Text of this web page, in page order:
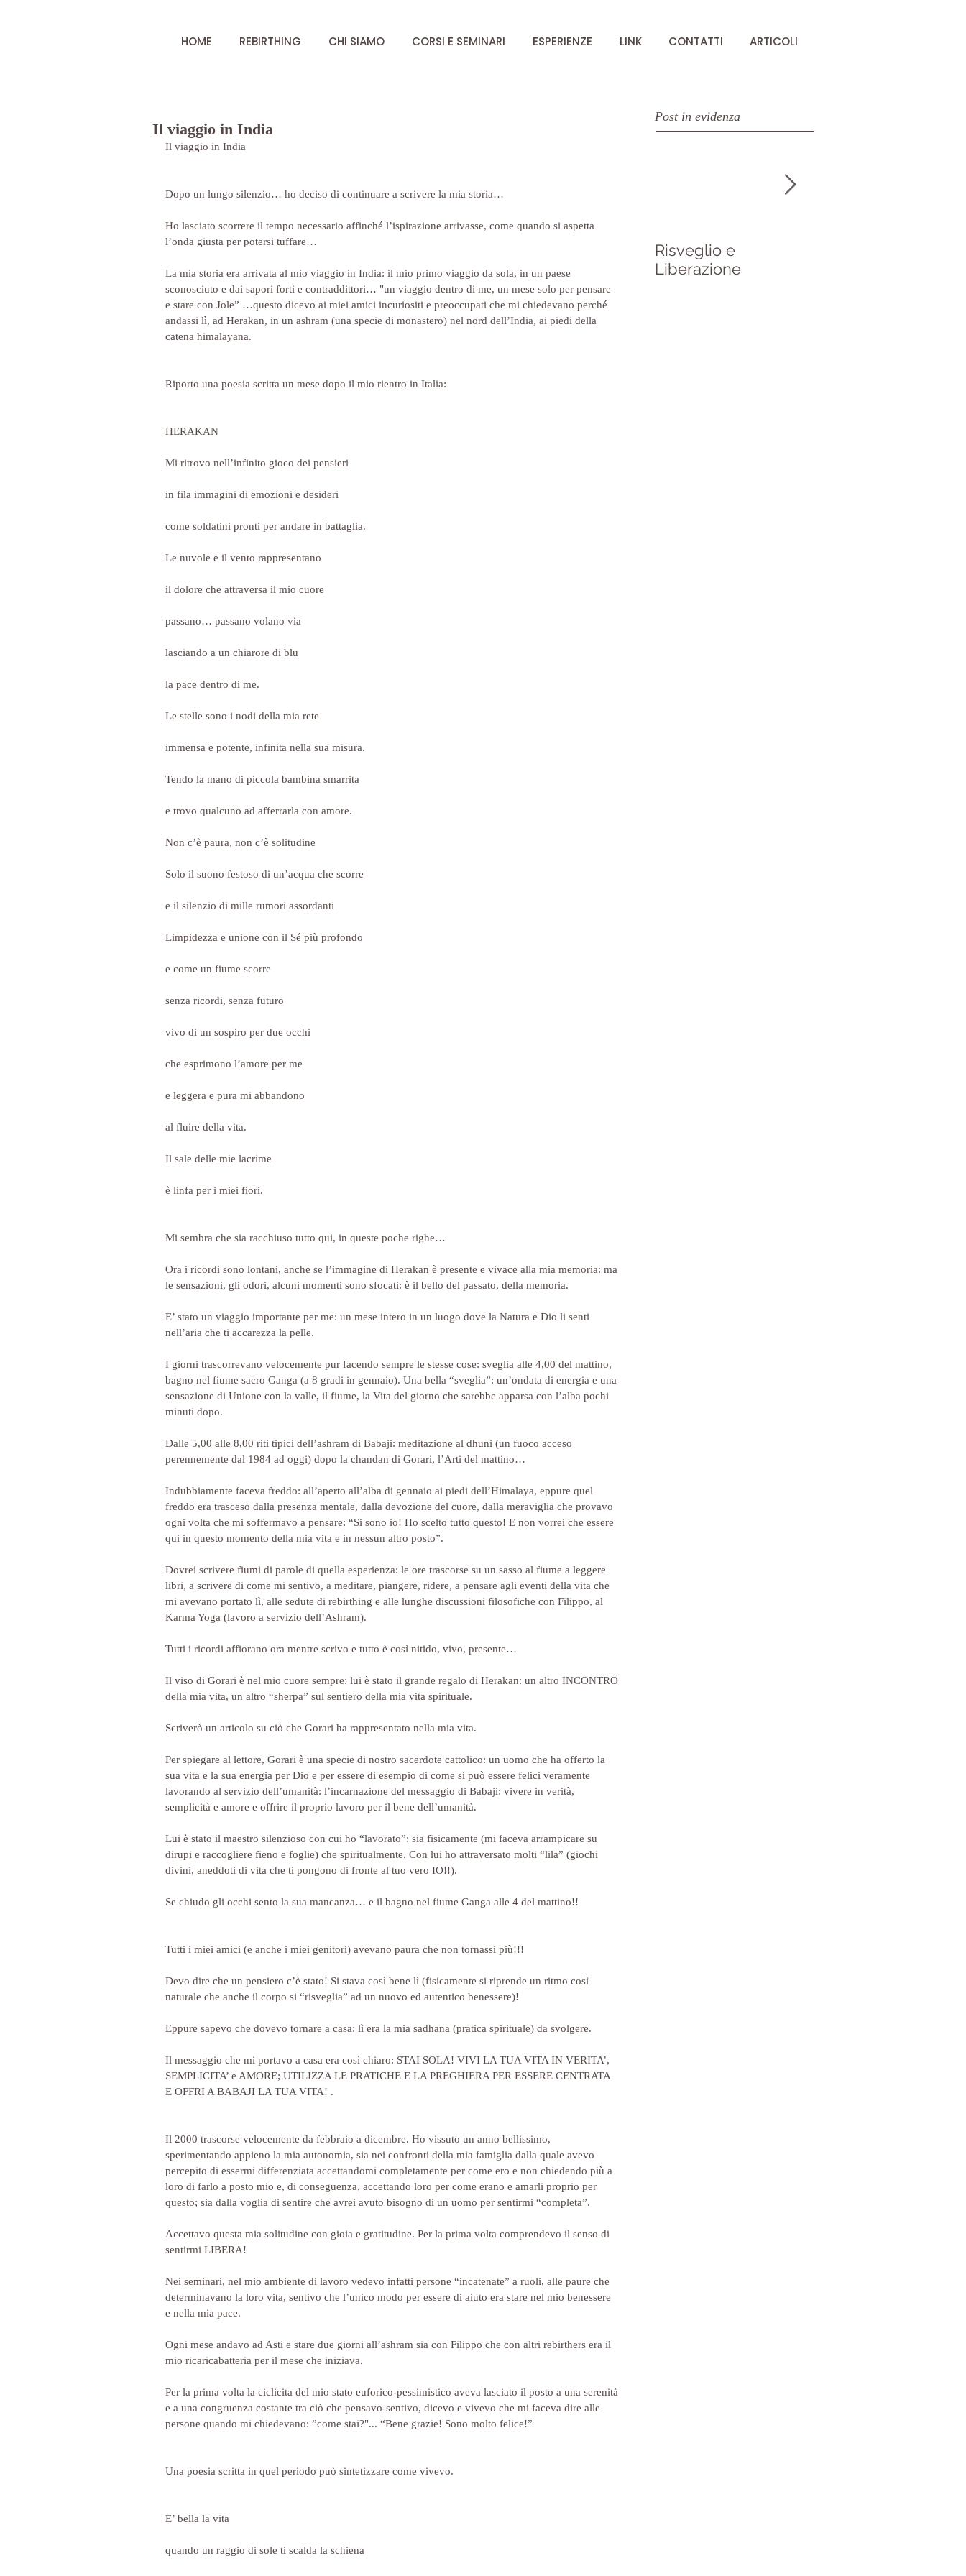
HOME REBIRTHING CHI SIAMO CORSI E SEMINARI ESPERIENZE LINK CONTATTI ARTICOLI
Il viaggio in India
Il viaggio in India
Dopo un lungo silenzio… ho deciso di continuare a scrivere la mia storia…
Ho lasciato scorrere il tempo necessario affinché l’ispirazione arrivasse, come quando si aspetta
l’onda giusta per potersi tuffare…
La mia storia era arrivata al mio viaggio in India: il mio primo viaggio da sola, in un paese
sconosciuto e dai sapori forti e contraddittori… "un viaggio dentro di me, un mese solo per pensare
e stare con Jole” …questo dicevo ai miei amici incuriositi e preoccupati che mi chiedevano perché
andassi lì, ad Herakan, in un ashram (una specie di monastero) nel nord dell’India, ai piedi della
catena himalayana.
Riporto una poesia scritta un mese dopo il mio rientro in Italia:
HERAKAN
Mi ritrovo nell’infinito gioco dei pensieri
in fila immagini di emozioni e desideri
come soldatini pronti per andare in battaglia.
Le nuvole e il vento rappresentano
il dolore che attraversa il mio cuore
passano… passano volano via
lasciando a un chiarore di blu
la pace dentro di me.
Le stelle sono i nodi della mia rete
immensa e potente, infinita nella sua misura.
Tendo la mano di piccola bambina smarrita
e trovo qualcuno ad afferrarla con amore.
Non c’è paura, non c’è solitudine
Solo il suono festoso di un’acqua che scorre
e il silenzio di mille rumori assordanti
Limpidezza e unione con il Sé più profondo
e come un fiume scorre
senza ricordi, senza futuro
vivo di un sospiro per due occhi
che esprimono l’amore per me
e leggera e pura mi abbandono
al fluire della vita.
Il sale delle mie lacrime
è linfa per i miei fiori.
Mi sembra che sia racchiuso tutto qui, in queste poche righe…
Ora i ricordi sono lontani, anche se l’immagine di Herakan è presente e vivace alla mia memoria: ma
le sensazioni, gli odori, alcuni momenti sono sfocati: è il bello del passato, della memoria.
E’ stato un viaggio importante per me: un mese intero in un luogo dove la Natura e Dio li senti
nell’aria che ti accarezza la pelle.
I giorni trascorrevano velocemente pur facendo sempre le stesse cose: sveglia alle 4,00 del mattino,
bagno nel fiume sacro Ganga (a 8 gradi in gennaio). Una bella “sveglia”: un’ondata di energia e una
sensazione di Unione con la valle, il fiume, la Vita del giorno che sarebbe apparsa con l’alba pochi
minuti dopo.
Dalle 5,00 alle 8,00 riti tipici dell’ashram di Babaji: meditazione al dhuni (un fuoco acceso
perennemente dal 1984 ad oggi) dopo la chandan di Gorari, l’Arti del mattino…
Indubbiamente faceva freddo: all’aperto all’alba di gennaio ai piedi dell’Himalaya, eppure quel
freddo era trasceso dalla presenza mentale, dalla devozione del cuore, dalla meraviglia che provavo
ogni volta che mi soffermavo a pensare: “Si sono io! Ho scelto tutto questo! E non vorrei che essere
qui in questo momento della mia vita e in nessun altro posto”.
Dovrei scrivere fiumi di parole di quella esperienza: le ore trascorse su un sasso al fiume a leggere
libri, a scrivere di come mi sentivo, a meditare, piangere, ridere, a pensare agli eventi della vita che
mi avevano portato lì, alle sedute di rebirthing e alle lunghe discussioni filosofiche con Filippo, al
Karma Yoga (lavoro a servizio dell’Ashram).
Tutti i ricordi affiorano ora mentre scrivo e tutto è così nitido, vivo, presente…
Il viso di Gorari è nel mio cuore sempre: lui è stato il grande regalo di Herakan: un altro INCONTRO
della mia vita, un altro “sherpa” sul sentiero della mia vita spirituale.
Scriverò un articolo su ciò che Gorari ha rappresentato nella mia vita.
Per spiegare al lettore, Gorari è una specie di nostro sacerdote cattolico: un uomo che ha offerto la
sua vita e la sua energia per Dio e per essere di esempio di come si può essere felici veramente
lavorando al servizio dell’umanità: l’incarnazione del messaggio di Babaji: vivere in verità,
semplicità e amore e offrire il proprio lavoro per il bene dell’umanità.
Lui è stato il maestro silenzioso con cui ho “lavorato”: sia fisicamente (mi faceva arrampicare su
dirupi e raccogliere fieno e foglie) che spiritualmente. Con lui ho attraversato molti “lila” (giochi
divini, aneddoti di vita che ti pongono di fronte al tuo vero IO!!).
Se chiudo gli occhi sento la sua mancanza… e il bagno nel fiume Ganga alle 4 del mattino!!
Tutti i miei amici (e anche i miei genitori) avevano paura che non tornassi più!!!
Devo dire che un pensiero c’è stato! Si stava così bene lì (fisicamente si riprende un ritmo così
naturale che anche il corpo si “risveglia” ad un nuovo ed autentico benessere)!
Eppure sapevo che dovevo tornare a casa: lì era la mia sadhana (pratica spirituale) da svolgere.
Il messaggio che mi portavo a casa era così chiaro: STAI SOLA! VIVI LA TUA VITA IN VERITA’,
SEMPLICITA’ e AMORE; UTILIZZA LE PRATICHE E LA PREGHIERA PER ESSERE CENTRATA
E OFFRI A BABAJI LA TUA VITA! .
Il 2000 trascorse velocemente da febbraio a dicembre. Ho vissuto un anno bellissimo,
sperimentando appieno la mia autonomia, sia nei confronti della mia famiglia dalla quale avevo
percepito di essermi differenziata accettandomi completamente per come ero e non chiedendo più a
loro di farlo a posto mio e, di conseguenza, accettando loro per come erano e amarli proprio per
questo; sia dalla voglia di sentire che avrei avuto bisogno di un uomo per sentirmi “completa”.
Accettavo questa mia solitudine con gioia e gratitudine. Per la prima volta comprendevo il senso di
sentirmi LIBERA!
Nei seminari, nel mio ambiente di lavoro vedevo infatti persone “incatenate” a ruoli, alle paure che
determinavano la loro vita, sentivo che l’unico modo per essere di aiuto era stare nel mio benessere
e nella mia pace.
Ogni mese andavo ad Asti e stare due giorni all’ashram sia con Filippo che con altri rebirthers era il
mio ricaricabatteria per il mese che iniziava.
Per la prima volta la ciclicita del mio stato euforico-pessimistico aveva lasciato il posto a una serenità
e a una congruenza costante tra ciò che pensavo-sentivo, dicevo e vivevo che mi faceva dire alle
persone quando mi chiedevano: ”come stai?"... “Bene grazie! Sono molto felice!”
Una poesia scritta in quel periodo può sintetizzare come vivevo.
E’ bella la vita
quando un raggio di sole ti scalda la schiena
Post in evidenza
Risveglio e
Liberazione